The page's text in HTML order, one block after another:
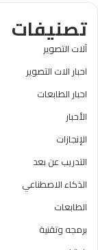
تصنيفات
آلات التصوير
احبار الات التصوير
احبار الطابعات
الأحبار
الإنجازات
التدريب عن بعد
الذكاء الاصطناعي
الطابعات
برمجه وتقنية